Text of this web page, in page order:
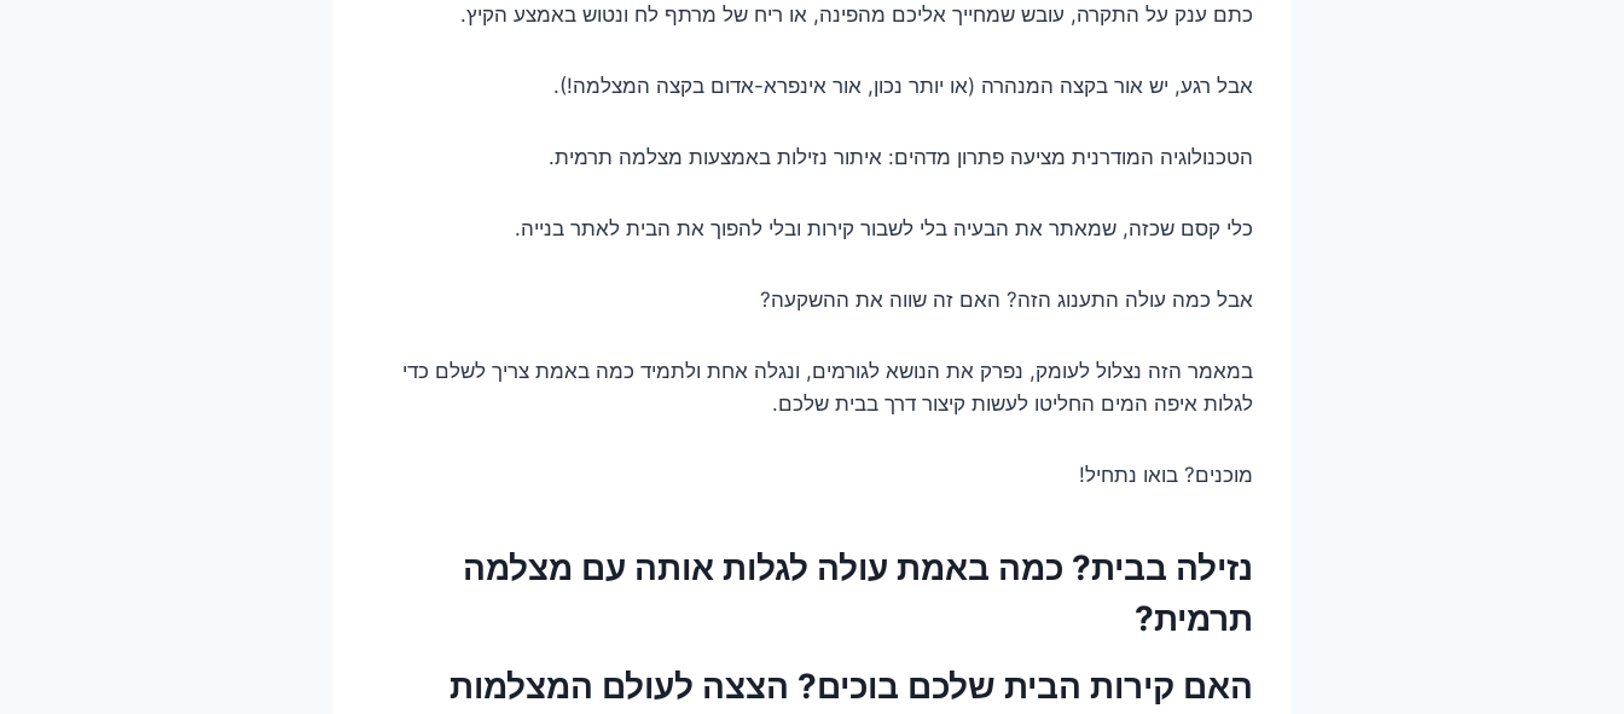
כתם ענק על התקרה, עובש שמחייך אליכם מהפינה, או ריח של מרתף לח ונטוש באמצע הקיץ.
אבל רגע, יש אור בקצה המנהרה (או יותר נכון, אור אינפרא-אדום בקצה המצלמה!).
הטכנולוגיה המודרנית מציעה פתרון מדהים: איתור נזילות באמצעות מצלמה תרמית.
כלי קסם שכזה, שמאתר את הבעיה בלי לשבור קירות ובלי להפוך את הבית לאתר בנייה.
אבל כמה עולה התענוג הזה? האם זה שווה את ההשקעה?
במאמר הזה נצלול לעומק, נפרק את הנושא לגורמים, ונגלה אחת ולתמיד כמה באמת צריך לשלם כדי
לגלות איפה המים החליטו לעשות קיצור דרך בבית שלכם.
מוכנים? בואו נתחיל!
נזילה בבית? כמה באמת עולה לגלות אותה עם מצלמה
תרמית?
האם קירות הבית שלכם בוכים? הצצה לעולם המצלמות